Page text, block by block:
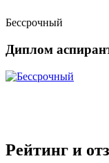
Бессрочный
Диплом
Рейтинг и